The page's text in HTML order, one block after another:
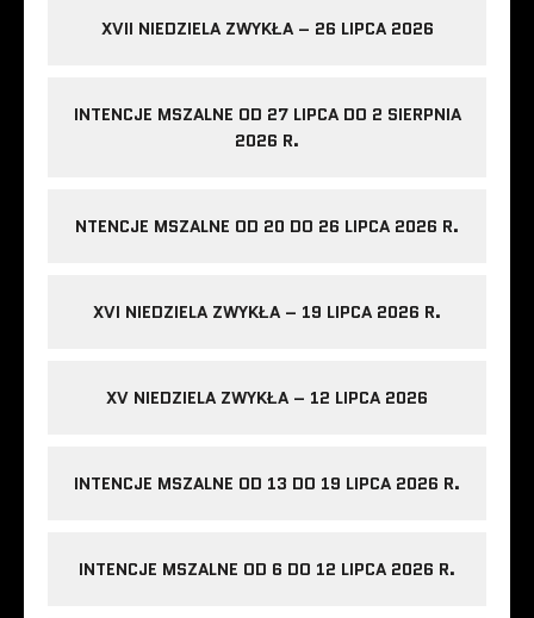
XVII NIEDZIELA ZWYKŁA – 26 LIPCA 2026
INTENCJE MSZALNE OD 27 LIPCA DO 2 SIERPNIA
2026 R.
NTENCJE MSZALNE OD 20 DO 26 LIPCA 2026 R.
XVI NIEDZIELA ZWYKŁA – 19 LIPCA 2026 R.
XV NIEDZIELA ZWYKŁA – 12 LIPCA 2026
INTENCJE MSZALNE OD 13 DO 19 LIPCA 2026 R.
INTENCJE MSZALNE OD 6 DO 12 LIPCA 2026 R.